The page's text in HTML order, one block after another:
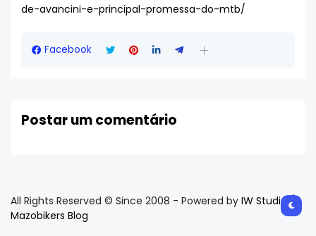
de-avancini-e-principal-promessa-do-mtb/
Facebook
Postar um comentário
All Rights Reserved © Since 2008 - Powered by IW Studio /
Mazobikers Blog